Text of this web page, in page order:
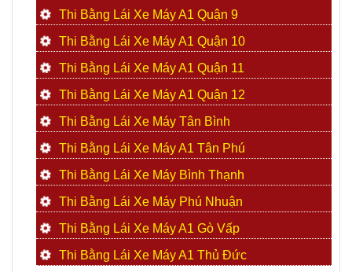
Thi Bằng Lái Xe Máy A1 Quận 9
Thi Bằng Lái Xe Máy A1 Quận 10
Thi Bằng Lái Xe Máy A1 Quận 11
Thi Bằng Lái Xe Máy A1 Quận 12
Thi Bằng Lái Xe Máy Tân Bình
Thi Bằng Lái Xe Máy A1 Tân Phú
Thi Bằng Lái Xe Máy Bình Thạnh
Thi Bằng Lái Xe Máy Phú Nhuận
Thi Bằng Lái Xe Máy A1 Gò Vấp
Thi Bằng Lái Xe Máy A1 Thủ Đức